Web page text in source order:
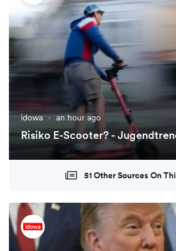
idowa · an hour ago
Risiko E-Scooter? -
51 Other Sources On